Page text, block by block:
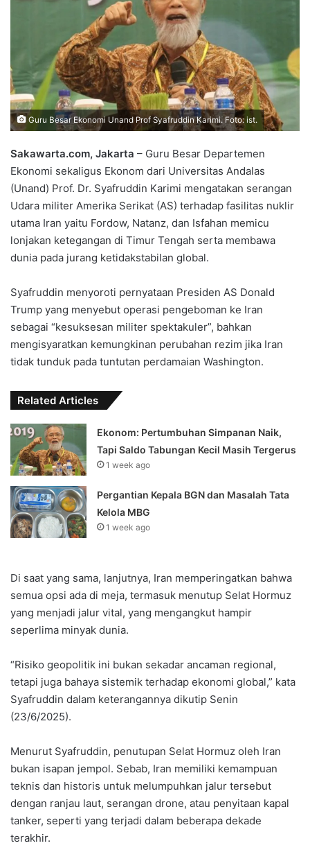
Guru Besar Ekonomi Unand Prof Syafruddin Karimi. Foto: ist.
Sakawarta.com, Jakarta – Guru Besar Departemen
Ekonomi sekaligus Ekonom dari Universitas Andalas
(Unand) Prof. Dr. Syafruddin Karimi mengatakan serangan
Udara militer Amerika Serikat (AS) terhadap fasilitas nuklir
utama Iran yaitu Fordow, Natanz, dan Isfahan memicu
lonjakan ketegangan di Timur Tengah serta membawa
dunia pada jurang ketidakstabilan global.
Syafruddin menyoroti pernyataan Presiden AS Donald
Trump yang menyebut operasi pengeboman ke Iran
sebagai “kesuksesan militer spektakuler”, bahkan
mengisyaratkan kemungkinan perubahan rezim jika Iran
tidak tunduk pada tuntutan perdamaian Washington.
Related Articles
Ekonom: Pertumbuhan Simpanan Naik,
Tapi Saldo Tabungan Kecil Masih Tergerus
1 week ago
Pergantian Kepala BGN dan Masalah Tata
Kelola MBG
1 week ago
Di saat yang sama, lanjutnya, Iran memperingatkan bahwa
semua opsi ada di meja, termasuk menutup Selat Hormuz
yang menjadi jalur vital, yang mengangkut hampir
seperlima minyak dunia.
“Risiko geopolitik ini bukan sekadar ancaman regional,
tetapi juga bahaya sistemik terhadap ekonomi global,” kata
Syafruddin dalam keterangannya dikutip Senin
(23/6/2025).
Menurut Syafruddin, penutupan Selat Hormuz oleh Iran
bukan isapan jempol. Sebab, Iran memiliki kemampuan
teknis dan historis untuk melumpuhkan jalur tersebut
dengan ranjau laut, serangan drone, atau penyitaan kapal
tanker, seperti yang terjadi dalam beberapa dekade
terakhir.